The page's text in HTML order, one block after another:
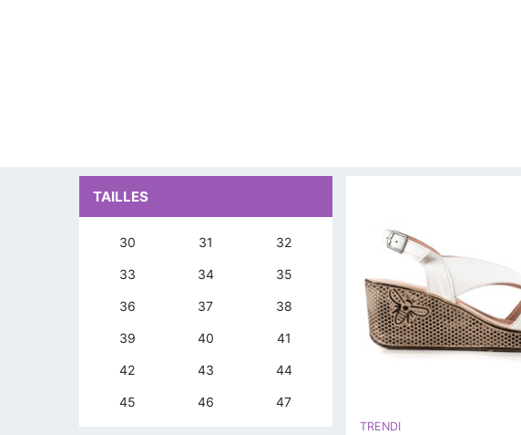
TRENDI
TAILLES
30 31 32
33 34 35
36 37 38
39 40 41
42 43 44
45 46 47